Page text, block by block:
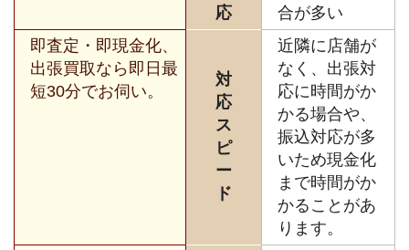
応
合が多い
即査定・即現金化、
出張買取なら即日最
短30分でお伺い。
対
応
ス
ピ
ー
ド
近隣に店舗が
なく、出張対
応に時間がか
かる場合や、
振込対応が多
いため現金化
まで時間がか
かることがあ
ります。